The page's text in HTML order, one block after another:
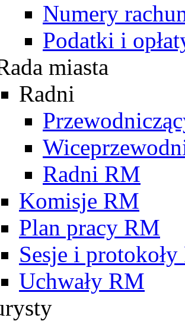
Numery
Podatki i
miasta
Radni
Radni RM
Komisje RM
Plan pracy RM
Sesje i
Uchwały RM